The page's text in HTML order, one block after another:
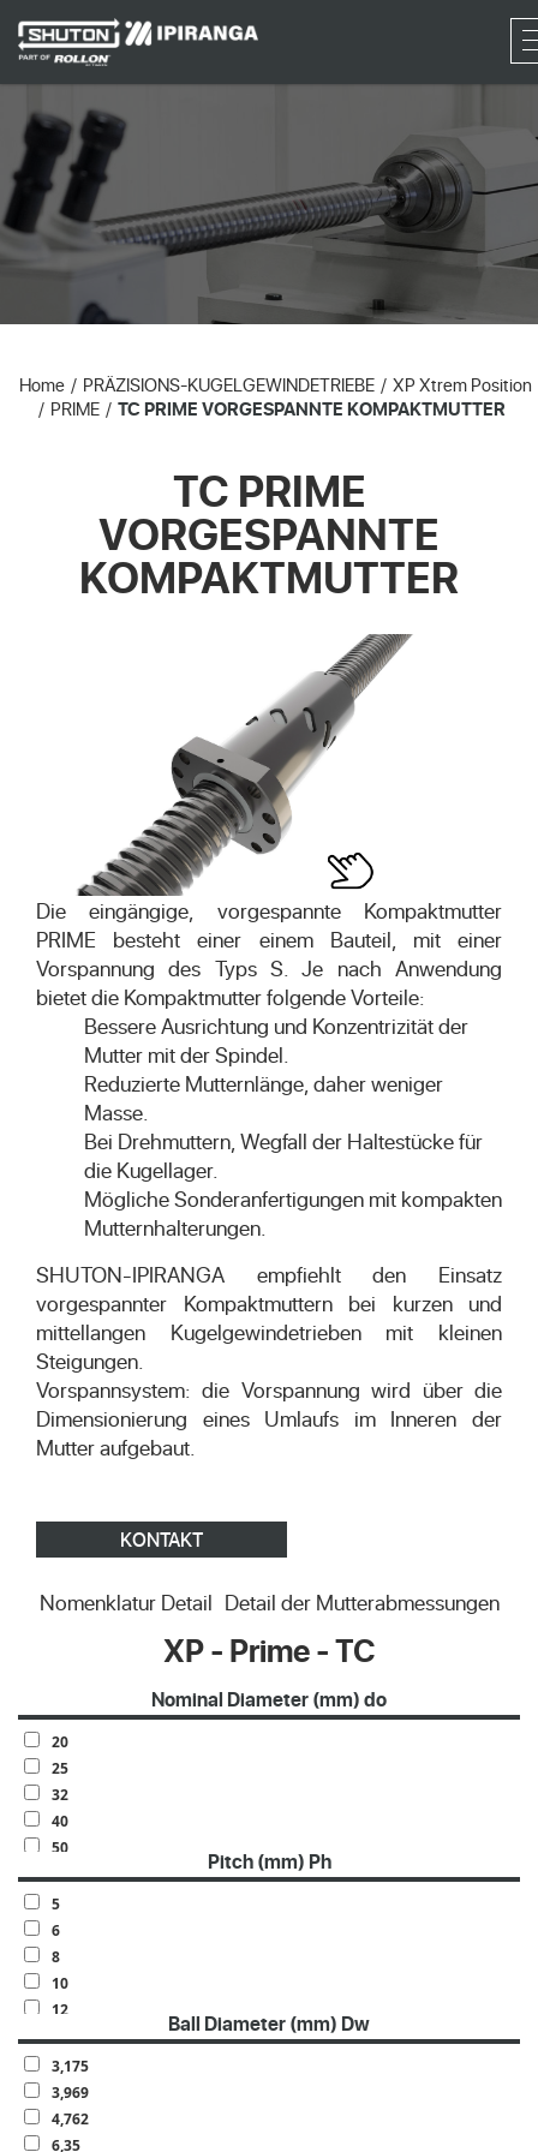
Home PRÄZISIONS-KUGELGEWINDETRIEBE
XP Xtrem Position
PRIME
TC PRIME VORGESPANNTE KOMPAKTMUTTER
TC PRIME
VORGESPANNTE
KOMPAKTMUTTER
Die eingängige, vorgespannte Kompaktmutter
PRIME besteht einer einem Bauteil, mit einer
Vorspannung des Typs S. Je nach Anwendung
bietet die Kompaktmutter folgende Vorteile:
Bessere Ausrichtung und Konzentrizität der
Mutter mit der Spindel.
Reduzierte Mutternlänge, daher weniger
Masse.
Bei Drehmuttern, Wegfall der Haltestücke für
die Kugellager.
Mögliche Sonderanfertigungen mit kompakten
Mutternhalterungen.
SHUTON-IPIRANGA empfiehlt den Einsatz
vorgespannter Kompaktmuttern bei kurzen und
mittellangen Kugelgewindetrieben mit kleinen
Steigungen.
Vorspannsystem: die Vorspannung wird über die
Dimensionierung eines Umlaufs im Inneren der
Mutter aufgebaut.
KONTAKT
Nomenklatur Detail Detail der Mutterabmessungen
XP - Prime - TC
Nominal Diameter (mm) do
20
25
32
40
50
63
70
80
100
Pitch (mm) Ph
5
6
8
10
12
15
16
20
Ball Diameter (mm) Dw
3,175
3,969
4,762
6,35